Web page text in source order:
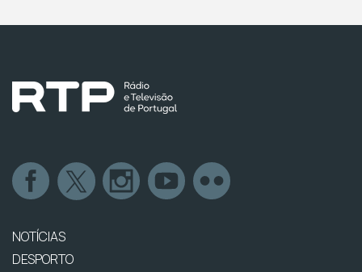
NOTÍCIAS
DESPORTO